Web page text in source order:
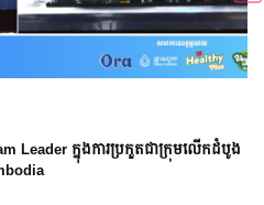
ក្នុងការប្រកួតជាក្រុមលើកដំបូង